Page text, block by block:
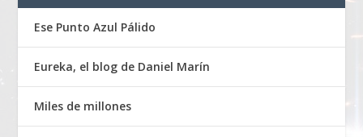
Ese Punto Azul Pálido
Eureka, el blog de Daniel Marín
Miles de millones